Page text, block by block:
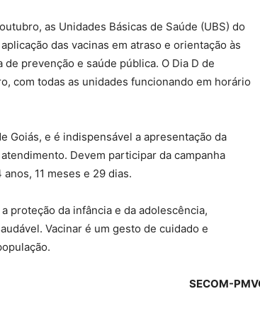
as Unidades Básicas de Saúde (UBS) do
das vacinas em atraso e orientação às
prevenção e saúde pública. O Dia D de
com todas as unidades funcionando em horário
Goiás, e é indispensável a apresentação da
Devem participar da campanha
11 meses e 29 dias.
proteção da infância e da adolescência,
Vacinar é um gesto de cuidado e
SECOM-